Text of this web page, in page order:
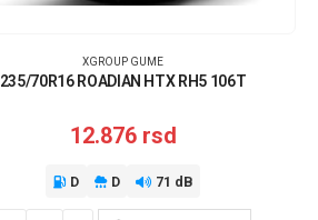
XGROUP GUME
235/70R16 ROADIAN HTX RH5 106T
12.876 rsd
D D 71 dB